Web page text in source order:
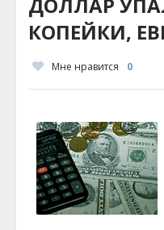
КОПЕЙКИ,
Мне нравится 0